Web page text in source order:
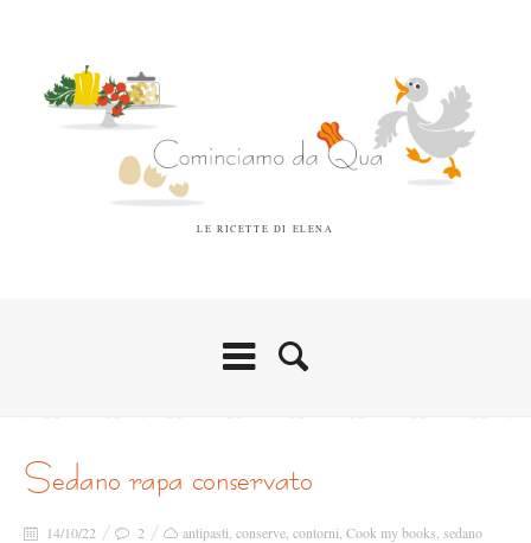
LE RICETTE DI ELENA
sedano rapa conservato
14/10/22 2 antipasti conserve contorni Cook my books sedano